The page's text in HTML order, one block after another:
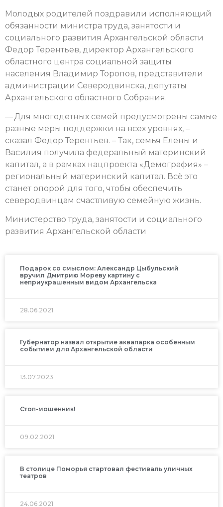
Молодых родителей поздравили исполняющий
обязанности министра труда, занятости и
социального развития Архангельской области
Федор Терентьев, директор Архангельского
областного центра социальной защиты
населения Владимир Торопов, представители
администрации Северодвинска, депутаты
Архангельского областного Собрания.
— Для многодетных семей предусмотрены самые
разные меры поддержки на всех уровнях, –
сказал Федор Терентьев. – Так, семья Елены и
Василия получила федеральный материнский
капитал, а в рамках нацпроекта «Демография» –
региональный материнский капитал. Всё это
станет опорой для того, чтобы обеспечить
северодвинцам счастливую семейную жизнь.
Министерство труда, занятости и социального
развития Архангельской области
Подарок со смыслом: Александр Цыбульский
вручил Дмитрию Мореву картину с
неприукрашенным видом Архангельска
28.06.2021
Губернатор назвал открытие аквапарка особенным
событием для Архангельской области
13.07.2023
Стоп-мошенник!
09.02.2021
В столице Поморья стартовал фестиваль уличных
театров
24.06.2021